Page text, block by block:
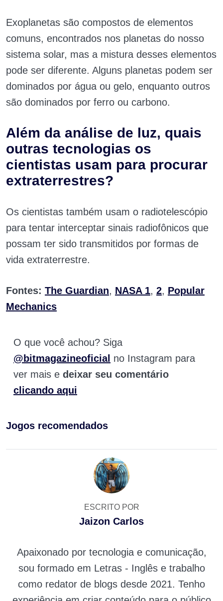
Exoplanetas são compostos de elementos
comuns, encontrados nos planetas do nosso
sistema solar, mas a mistura desses elementos
pode ser diferente. Alguns planetas podem ser
dominados por água ou gelo, enquanto outros
são dominados por ferro ou carbono.
Além da análise de luz, quais
outras tecnologias os
cientistas usam para procurar
extraterrestres?
Os cientistas também usam o radiotelescópio
para tentar interceptar sinais radiofônicos que
possam ter sido transmitidos por formas de
vida extraterrestre.
Fontes: The Guardian, NASA 1, 2, Popular
Mechanics
O que você achou? Siga
@bitmagazineoficial no Instagram para
ver mais e deixar seu comentário
clicando aqui
Jogos recomendados
ESCRITO POR
Jaizon Carlos
Apaixonado por tecnologia e comunicação,
sou formado em Letras - Inglês e trabalho
como redator de blogs desde 2021. Tenho